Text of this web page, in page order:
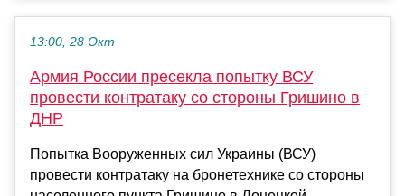
13:00, 28 Окт
Армия России пресекла попытку ВСУ
провести контратаку со стороны Гришино в
ДНР
Попытка Вооруженных сил Украины (ВСУ)
провести контратаку на бронетехнике со стороны